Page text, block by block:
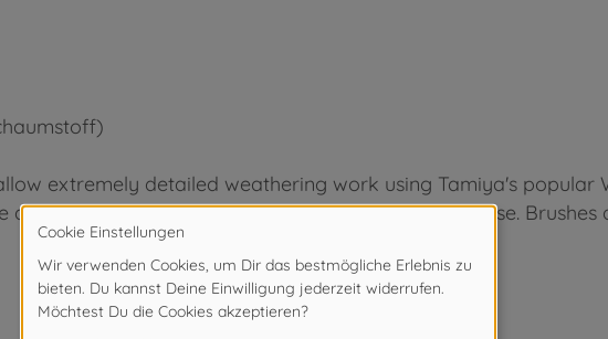
extremely detailed weathering work using Tamiya's popular
and comfortable grip making this tool very easy to use.